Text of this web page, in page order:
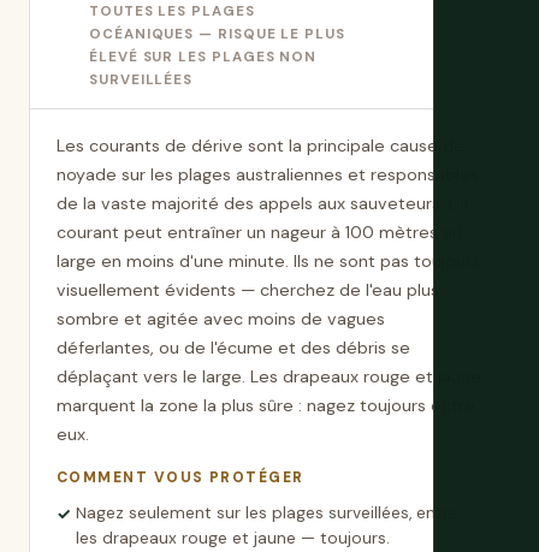
TOUTES LES PLAGES
OCÉANIQUES — RISQUE LE PLUS
ÉLEVÉ SUR LES PLAGES NON
SURVEILLÉES
Les courants de dérive sont la principale cause de
noyade sur les plages australiennes et responsables
de la vaste majorité des appels aux sauveteurs. Un
courant peut entraîner un nageur à 100 mètres au
large en moins d'une minute. Ils ne sont pas toujours
visuellement évidents — cherchez de l'eau plus
sombre et agitée avec moins de vagues
déferlantes, ou de l'écume et des débris se
déplaçant vers le large. Les drapeaux rouge et jaune
marquent la zone la plus sûre : nagez toujours entre
eux.
COMMENT VOUS PROTÉGER
Nagez seulement sur les plages surveillées, entre
les drapeaux rouge et jaune — toujours.